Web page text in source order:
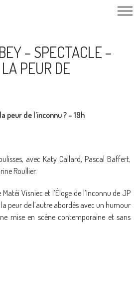
– SPECTACLE –
PEUR DE
peur de l’inconnu ? – 19h
avec Katy Callard, Pascal Baffert,
Roullier.
Matéi Visniec et l’Éloge de l’Inconnu de JP
la peur de l’autre abordés avec un humour
mise en scène contemporaine et sans